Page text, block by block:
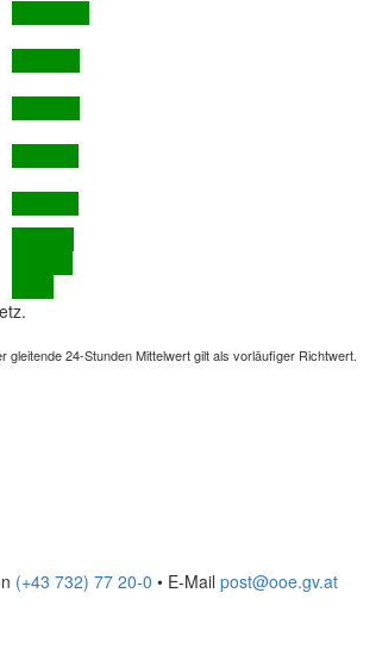
24-Stunden Mittelwert gilt als vorläufiger Richtwert.
(+43 732) 77 20-0 • E-Mail post@ooe.gv.at